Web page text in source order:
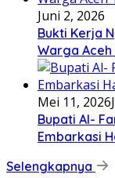
Juni 2, 2026
Bukti Kerja
Warga Aceh
Mei 11, 2026
Bupati Al-
Embarkasi
Selengkapnya